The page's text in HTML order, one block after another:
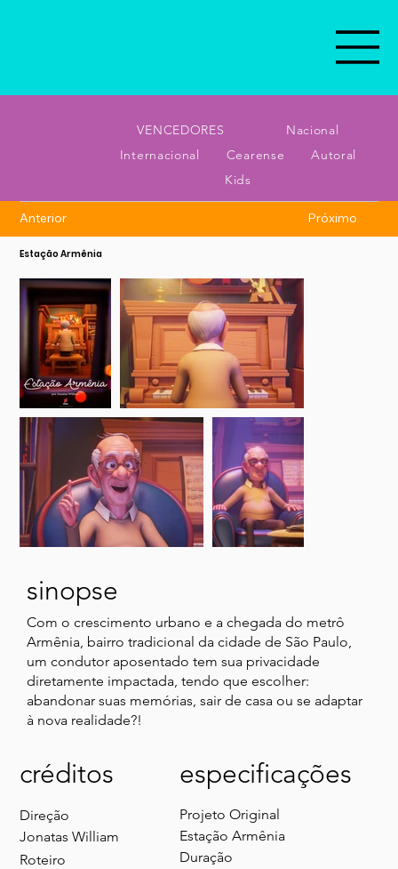
VENCEDORES
Nacional
Internacional
Cearense
Autoral
Kids
Anterior Próximo
Estação Armênia
sinopse
Com o crescimento urbano e a chegada do metrô
Armênia, bairro tradicional da cidade de São Paulo,
um condutor aposentado tem sua privacidade
diretamente impactada, tendo que escolher:
abandonar suas memórias, sair de casa ou se adaptar
à nova realidade?!
créditos
Direção
Jonatas William
Roteiro
especificações
Projeto Original
Estação Armênia
Duração